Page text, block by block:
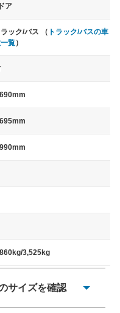
ア
ラック/バス （ トラック/バスの車
覧）
3,525kg
サイズを確認